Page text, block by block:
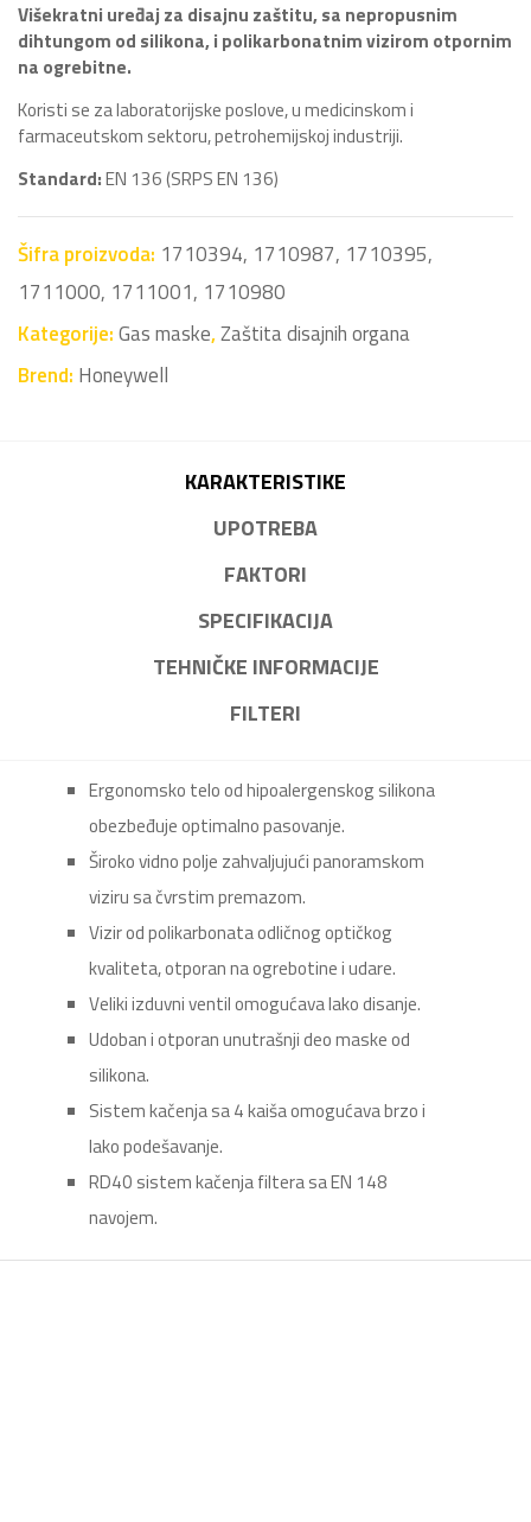
Višekratni uređaj za disajnu zaštitu, sa nepropusnim
dihtungom od silikona, i polikarbonatnim vizirom otpornim
na ogrebitne.
Koristi se za laboratorijske poslove, u medicinskom i
farmaceutskom sektoru, petrohemijskoj industriji.
Standard:EN 136 (SRPS EN 136)
Šifra proizvoda: 1710394, 1710987, 1710395,
1711000, 1711001, 1710980
Kategorije:Gas maske,Zaštita disajnih organa
Brend: Honeywell
KARAKTERISTIKE
UPOTREBA
FAKTORI
SPECIFIKACIJA
TEHNIČKE INFORMACIJE
FILTERI
Ergonomsko telo od hipoalergenskog silikona
obezbeđuje optimalno pasovanje.
Široko vidno polje zahvaljujući panoramskom
viziru sa čvrstim premazom.
Vizir od polikarbonata odličnog optičkog
kvaliteta, otporan na ogrebotine i udare.
Veliki izduvni ventil omogućava lako disanje.
Udoban i otporan unutrašnji deo maske od
silikona.
Sistem kačenja sa 4 kaiša omogućava brzo i
lako podešavanje.
RD40 sistem kačenja filtera sa EN 148
navojem.